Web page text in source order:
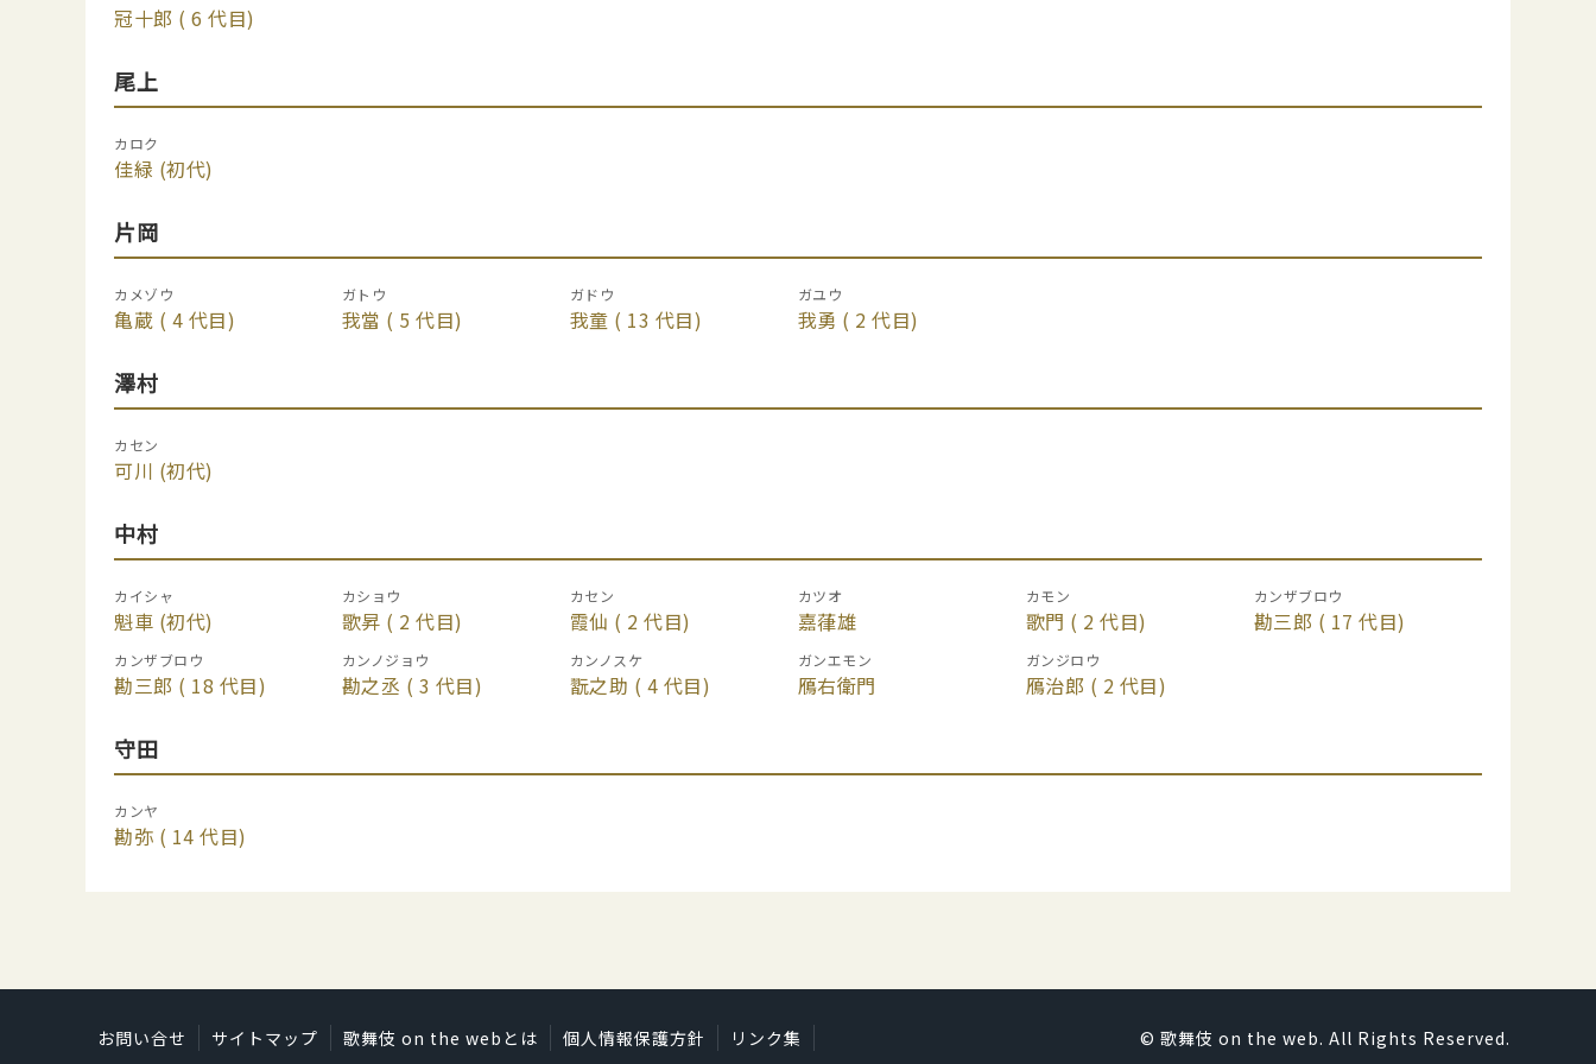
冠十郎 ( 6 代目)
尾上
カロク
佳緑 (初代)
片岡
カメゾウ
亀蔵 ( 4 代目)
ガトウ
我當 ( 5 代目)
ガドウ
我童 ( 13 代目)
ガユウ
我勇 ( 2 代目)
澤村
カセン
可川 (初代)
中村
カイシャ
魁車 (初代)
カショウ
歌昇 ( 2 代目)
カセン
霞仙 ( 2 代目)
カツオ
嘉葎雄
カモン
歌門 ( 2 代目)
カンザブロウ
勘三郎 ( 17 代目)
カンザブロウ
勘三郎 ( 18 代目)
カンノジョウ
勘之丞 ( 3 代目)
カンノスケ
翫之助 ( 4 代目)
ガンエモン
鴈右衛門
ガンジロウ
鴈治郎 ( 2 代目)
守田
カンヤ
勘弥 ( 14 代目)
お問い合せ サイトマップ 歌舞伎 on the webとは 個人情報保護方針 リンク集 © 歌舞伎 on the web. All Rights Reserved.